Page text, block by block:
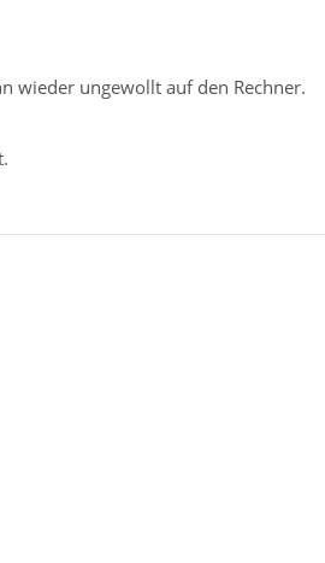
wieder ungewollt auf den Rechner.